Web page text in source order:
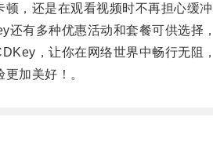
还是在观看视频时不再担心缓冲
有多种优惠活动和套餐可供选择，
，让你在网络世界中畅行无阻，
加美好！。